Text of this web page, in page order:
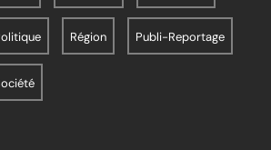
Région Publi-Reportage